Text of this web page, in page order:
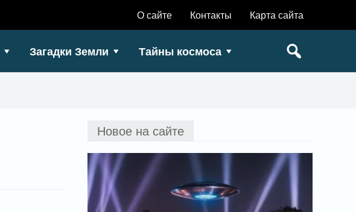
О сайте Контакты Карта сайта
Загадки Земли Тайны космоса
Новое на сайте